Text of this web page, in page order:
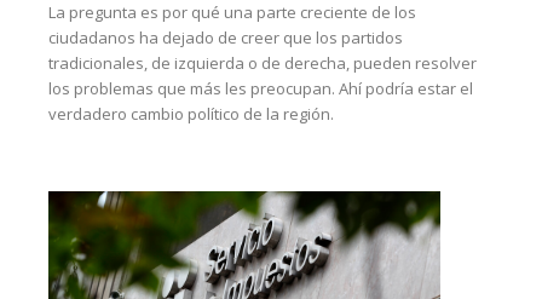
La pregunta es por qué una parte creciente de los
ciudadanos ha dejado de creer que los partidos
tradicionales, de izquierda o de derecha, pueden resolver
los problemas que más les preocupan. Ahí podría estar el
verdadero cambio político de la región.